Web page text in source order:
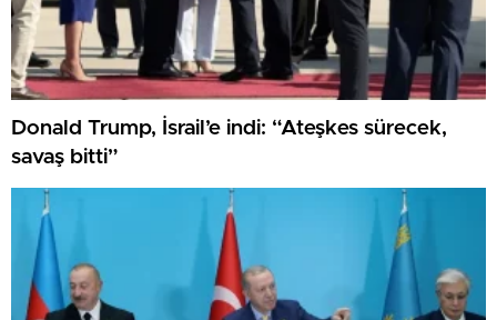
Donald Trump, İsrail’e indi: “Ateşkes sürecek,
savaş bitti”